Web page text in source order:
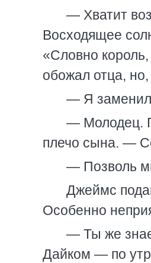
— Хватит
Восходящее
«Словно
обожал отца,
— Я заменил
— Молодец.
плечо сына. —
— Позволь
Джеймс
Особенно
— Ты же
Дайком — по